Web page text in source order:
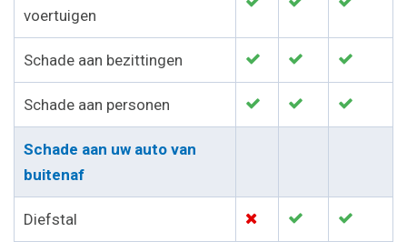
voertuigen
Schade aan bezittingen
Schade aan personen
Schade aan uw auto van
buitenaf
Diefstal